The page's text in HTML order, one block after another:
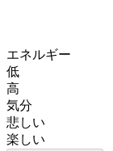
エネルギー
低
高
気分
悲しい
楽しい